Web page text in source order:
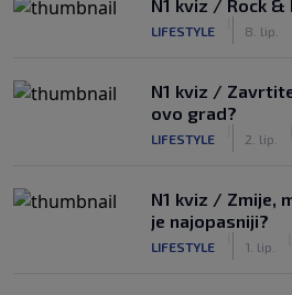
N1 kviz / Rock &
LIFESTYLE 8. lip.
N1 kviz /
ovo grad?
LIFESTYLE 2. lip.
N1 kviz / Zmije,
je najopasniji?
LIFESTYLE 1. lip.